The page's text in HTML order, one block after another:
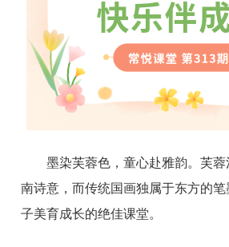
墨染芙蓉色，童心赴雅韵。芙
南诗意，而传统国画独属于东方的
子美育成长的绝佳课堂。